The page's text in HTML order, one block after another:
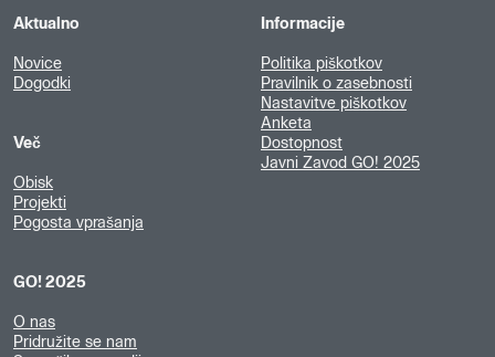
Aktualno
Novice
Dogodki
Več
Obisk
Projekti
Pogosta vprašanja
GO! 2025
O nas
Pridružite se nam
Informacije
Politika piškotkov
Pravilnik o zasebnosti
Nastavitve piškotkov
Anketa
Dostopnost
Javni Zavod GO! 2025